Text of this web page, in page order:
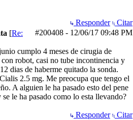
Responder
Citar
#200408 - 12/06/17 09:48 PM
[Re:
cumplo 4 meses de cirugia de
con robot, casi no tube incontinencia y
dias de haberme quitado la sonda.
2.5 mg. Me preocupa que tengo el
A alguien le ha pasado esto del pene
se le ha pasado como lo esta llevando?
Responder
Citar